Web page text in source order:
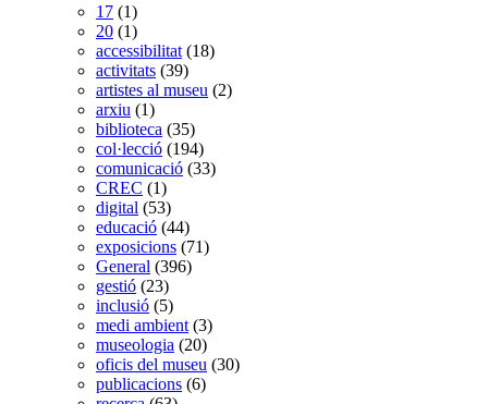
17 (1)
20 (1)
accessibilitat (18)
activitats (39)
artistes al museu (2)
arxiu (1)
biblioteca (35)
col·lecció (194)
comunicació (33)
CREC (1)
digital (53)
educació (44)
exposicions (71)
General (396)
gestió (23)
inclusió (5)
medi ambient (3)
museologia (20)
oficis del museu (30)
publicacions (6)